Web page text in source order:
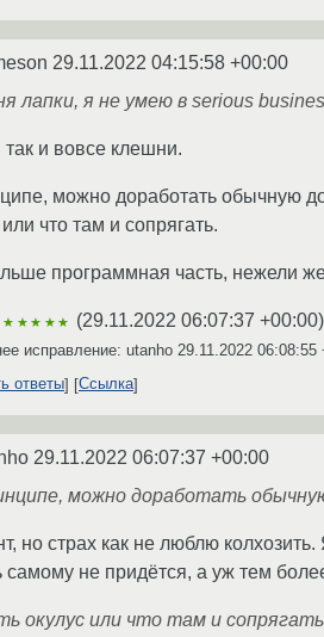
29.11.2022 04:15:58 +00:00
лапки, я не умею в serious
и вовсе клешни.
можно доработать обычную
что там и сопрягать.
программная часть, нежели
★★★★★ (29.11.2022 06:07:37 +00:00)
исправление: utanho 29.11.2022 06:08:55
ответы
Ссылка
29.11.2022 06:07:37 +00:00
можно доработать
но страх как не люблю
самому не придётся, а уж тем
окулус или что там и сопрягать